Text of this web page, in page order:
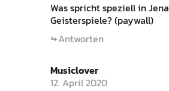
Was spricht speziell in
Geisterspiele? (paywall)
Antworten
Musiclover
12. April 2020